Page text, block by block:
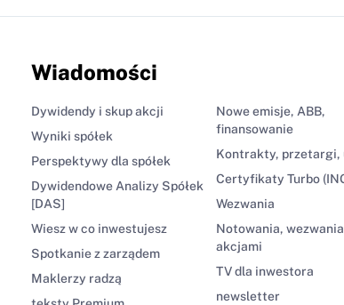
Wiadomości
Dywidendy i skup akcji
Wyniki spółek
Perspektywy dla spółek
Dywidendowe Analizy Spółek
[DAS]
Wiesz w co inwestujesz
Spotkanie z zarządem
Maklerzy radzą
Nowe emisje, ABB,
finansowanie
Kontrakty, przetargi,
Certyfikaty Turbo
Wezwania
Notowania,
akcjami
TV dla inwestora
newsletter